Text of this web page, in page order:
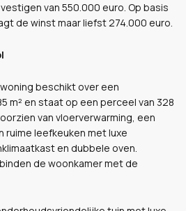
van 550.000 euro. Op basis
de winst maar liefst 274.000 euro.
beschikt over een
m² en staat op een perceel van 328
van vloerverwarming, een
leefkeuken met luxe
en dubbele oven.
de woonkamer met de